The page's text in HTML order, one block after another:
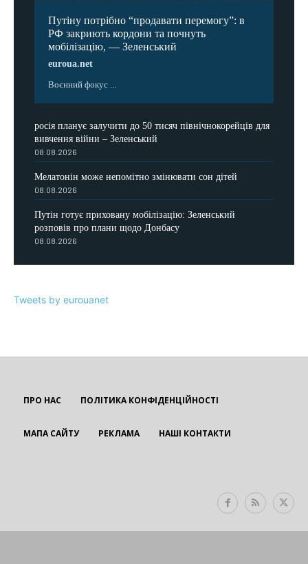
Путіну потрібно “продавати перемогу”: в
РФ закриють кордони та почнуть
мобілізацію, — Зеленський
euroua.net
Воєнний фокус ...
росія планує залучити до 50 тисяч північнокорейців для
вивчення війни – Зеленський
08.08.2026
Мелатонін може непомітно змінювати сон дітей
08.08.2026
Путін готує приховану мобілізацію: Зеленський
розповів про плани щодо Донбасу
08.08.2026
Tweets by eurouanet
ПРО НАС ПОЛІТИКА КОНФІДЕНЦІЙНОСТІ
МАПА САЙТУ РЕКЛАМА НАШІ КОНТАКТИ